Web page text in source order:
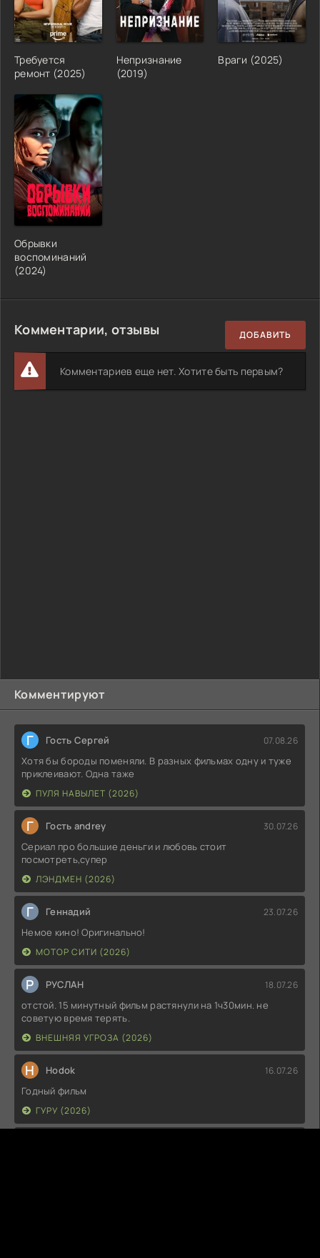
Комментируют
Г Гость Сергей 07.08.26
Хотя бы бороды поменяли. В разных фильмах одну и туже
приклеивают. Одна таже
ПУЛЯ НАВЫЛЕТ (2026)
Г Гость andrey 30.07.26
Сериал про большие деньги и любовь стоит
посмотреть,супер
ЛЭНДМЕН (2026)
Г Геннадий 23.07.26
Немое кино! Оригинально!
МОТОР СИТИ (2026)
Р РУСЛАН 18.07.26
отстой. 15 минутный фильм растянули на 1ч30мин. не
советую время терять.
ВНЕШНЯЯ УГРОЗА (2026)
H Hodok 16.07.26
Годный фильм
ГУРУ (2026)
Требуется
ремонт (2025)
Непризнание
(2019)
Враги (2025)
Обрывки
воспоминаний
(2024)
Комментарии, отзывы ДОБАВИТЬ
Комментариев еще нет. Хотите быть первым?